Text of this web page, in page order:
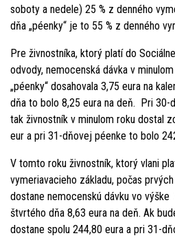
soboty a nedele) 25 % z denného
dňa „péenky“ je to 55 % z denného
Pre živnostníka, ktorý platí do
odvody, nemocenská dávka v
„péenky“ dosahovala 3,75 eura na
dňa to bolo 8,25 eura na deň. Pri 30-
tak živnostník v minulom roku dostal
eur a pri 31-dňovej péenke to bolo
V tomto roku živnostník, ktorý vlani
vymeriavacieho základu, počas
dostane nemocenskú dávku vo výške
štvrtého dňa 8,63 eura na deň. Ak
dostane spolu 244,80 eura a pri 31-